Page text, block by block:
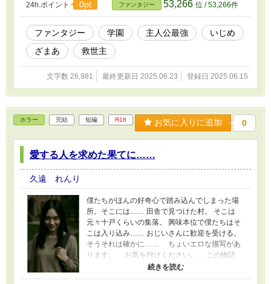
いますが、法律・法令に反する行為を容認・推
奨するものではありません。またこの物語はフ
ィクションです。実在の人物や団体、事件など
とは関係ありません。
24h.ポイント 0pt ファンタジー 53,266 位 / 53,266件
ファンタジー 学園 主人公最強
いじめ
ざまあ
救世主
文字数 26,981 最終更新日 2025.06.23 登録日 2025.06.15
ホラー 完結 短編 R18 お気に入りに追加 0
愛する人を求めた果てに……
久遠 れんり
僕たちがほんの好奇心で踏み込んでしまった場
所。そこには…… 田舎で見つけた村。 そこは
元々十戸くらいの集落。 興味本位で僕たちはそ
こは入り込み…… おじいさんに歓迎を受ける。
そうそれは確かに…… ちょいエロな描写があ
ります。 お気を付けください。 この物語
は、演出として、飲酒や喫煙、禁止薬物の使